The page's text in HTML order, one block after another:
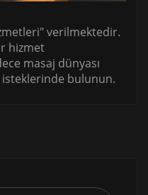
verilmektedir.
hizmet
masaj dünyası
bulunun.